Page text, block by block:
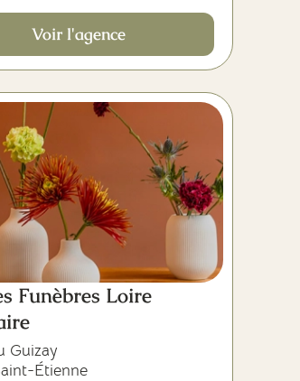
Voir l'agence
Funèbres Loire
Guizay
Étienne